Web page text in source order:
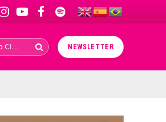
InstagramYouTubeFacebookSpotify
NEWSLETTER